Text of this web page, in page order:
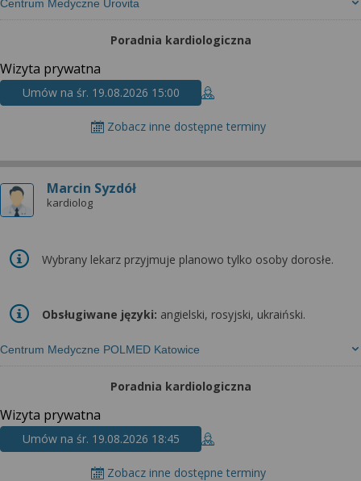
Centrum Medyczne Urovita
Poradnia kardiologiczna
Wizyta prywatna
Umów na śr. 19.08.2026 15:00
Zobacz inne dostępne terminy
Marcin Syzdół
kardiolog
Centrum Medyczne POLMED Katowice
Wybrany lekarz przyjmuje planowo tylko osoby dorosłe.
Obsługiwane języki: angielski, rosyjski, ukraiński.
Poradnia kardiologiczna
Wizyta prywatna
Umów na śr. 19.08.2026 18:45
Zobacz inne dostępne terminy